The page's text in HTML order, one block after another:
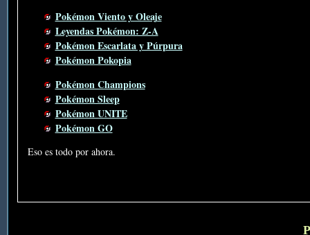
Pokémon Viento y Oleaje
Leyendas Pokémon: Z-A
Pokémon Escarlata y Púrpura
Pokémon Pokopia
Pokémon Champions
Pokémon Sleep
Pokémon UNITE
Pokémon GO
Eso es todo por ahora.